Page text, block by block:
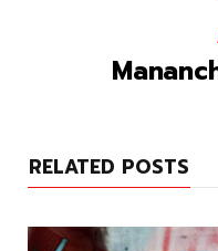
RELATED POSTS